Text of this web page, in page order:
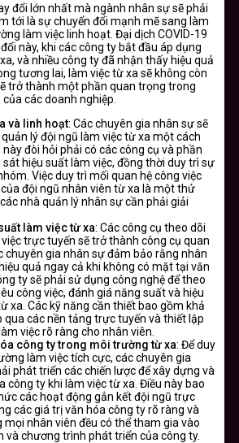
đổi lớn nhất mà ngành nhân sự sẽ phải
tới là sự chuyển đổi mạnh mẽ sang làm
làm việc linh hoạt. Đại dịch COVID-19
này, khi các công ty bắt đầu áp dụng
và nhiều công ty đã nhận thấy hiệu quả
tương lai, làm việc từ xa sẽ không còn
trở thành một phần quan trọng trong
các doanh nghiệp.
và linh hoạt: Các chuyên gia nhân sự sẽ
lý đội ngũ làm việc từ xa một cách
này đòi hỏi phải có các công cụ và phần
hiệu suất làm việc, đồng thời duy trì sự
Việc duy trì mối quan hệ công việc
đội ngũ nhân viên từ xa là một thử
nhà quản lý nhân sự cần phải giải
làm việc từ xa: Các công cụ theo dõi
trực tuyến sẽ trở thành công cụ quan
chuyên gia nhân sự đảm bảo rằng nhân
quả ngay cả khi không có mặt tại văn
ty sẽ phải sử dụng công nghệ để theo
công việc, đánh giá năng suất và hiệu
xa. Các kỹ năng cần thiết bao gồm khả
qua các nền tảng trực tuyến và thiết lập
việc rõ ràng cho nhân viên.
công ty trong môi trường từ xa: Để duy
làm việc tích cực, các chuyên gia
phát triển các chiến lược để xây dựng và
công ty khi làm việc từ xa. Điều này bao
các hoạt động gắn kết đội ngũ trực
các giá trị văn hóa công ty rõ ràng và
mọi nhân viên đều có thể tham gia vào
và chương trình phát triển của công ty.